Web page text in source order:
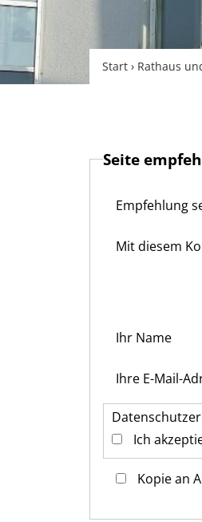
Start › Rathaus
Seite
Empfehlung
Mit diesem
Ihr Name
Ihre E-Mail-
Ich
Kopie an